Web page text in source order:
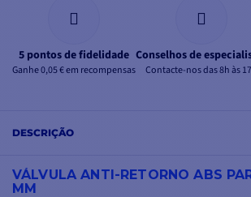
5 pontos de fidelidade
Ganhe 0,05 € em recompensas
Conselhos de
Contacte-nos das 8h às
DESCRIÇÃO
VÁLVULA ANTI-RETORNO ABS
MM